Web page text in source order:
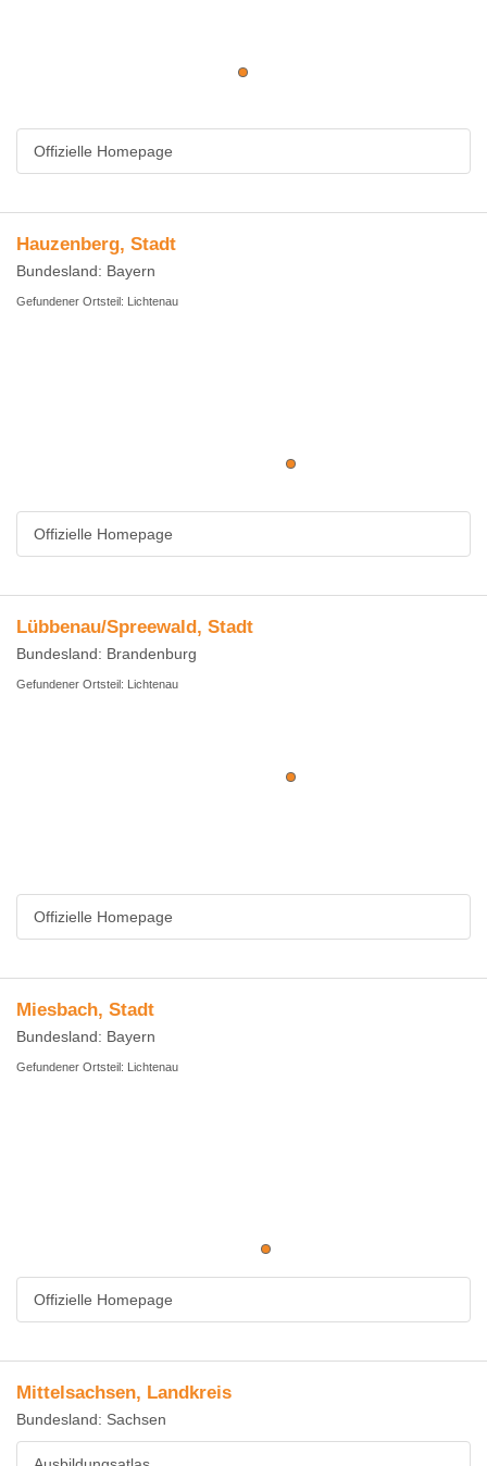
Offizielle Homepage
Hauzenberg, Stadt
Bundesland: Bayern
Gefundener Ortsteil: Lichtenau
Offizielle Homepage
Lübbenau/Spreewald, Stadt
Bundesland: Brandenburg
Gefundener Ortsteil: Lichtenau
Offizielle Homepage
Miesbach, Stadt
Bundesland: Bayern
Gefundener Ortsteil: Lichtenau
Offizielle Homepage
Mittelsachsen, Landkreis
Bundesland: Sachsen